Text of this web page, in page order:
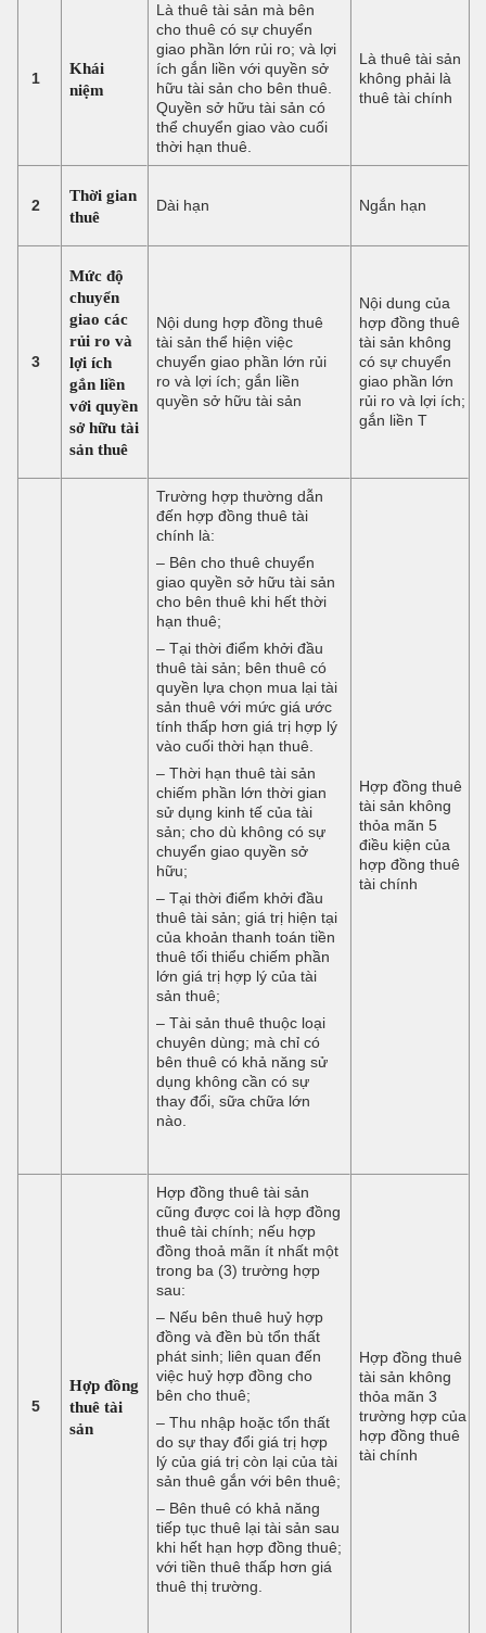
1
Khái
niệm
Là thuê tài sản mà bên
cho thuê có sự chuyển
giao phần lớn rủi ro; và lợi
ích gắn liền với quyền sở
hữu tài sản cho bên thuê.
Quyền sở hữu tài sản có
thể chuyển giao vào cuối
thời hạn thuê.
Là thuê tài sản
không phải là
thuê tài chính
2
Thời gian
thuê
Dài hạn Ngắn hạn
3
Mức độ
chuyển
giao các
rủi ro và
lợi ích
gắn liền
với quyền
sở hữu tài
sản thuê
Nội dung hợp đồng thuê
tài sản thể hiện việc
chuyển giao phần lớn rủi
ro và lợi ích; gắn liền
quyền sở hữu tài sản
Nội dung của
hợp đồng thuê
tài sản không
có sự chuyển
giao phần lớn
rủi ro và lợi ích;
gắn liền T
Trường hợp thường dẫn
đến hợp đồng thuê tài
chính là:
– Bên cho thuê chuyển
giao quyền sở hữu tài sản
cho bên thuê khi hết thời
hạn thuê;
– Tại thời điểm khởi đầu
thuê tài sản; bên thuê có
quyền lựa chọn mua lại tài
sản thuê với mức giá ước
tính thấp hơn giá trị hợp lý
vào cuối thời hạn thuê.
– Thời hạn thuê tài sản
chiếm phần lớn thời gian
sử dụng kinh tế của tài
sản; cho dù không có sự
chuyển giao quyền sở
hữu;
– Tại thời điểm khởi đầu
thuê tài sản; giá trị hiện tại
của khoản thanh toán tiền
thuê tối thiểu chiếm phần
lớn giá trị hợp lý của tài
sản thuê;
– Tài sản thuê thuộc loại
chuyên dùng; mà chỉ có
bên thuê có khả năng sử
dụng không cần có sự
thay đổi, sữa chữa lớn
nào.
Hợp đồng thuê
tài sản không
thỏa mãn 5
điều kiện của
hợp đồng thuê
tài chính
5
Hợp đồng
thuê tài
sản
Hợp đồng thuê tài sản
cũng được coi là hợp đồng
thuê tài chính; nếu hợp
đồng thoả mãn ít nhất một
trong ba (3) trường hợp
sau:
– Nếu bên thuê huỷ hợp
đồng và đền bù tổn thất
phát sinh; liên quan đến
việc huỷ hợp đồng cho
bên cho thuê;
– Thu nhập hoặc tổn thất
do sự thay đổi giá trị hợp
lý của giá trị còn lại của tài
sản thuê gắn với bên thuê;
– Bên thuê có khả năng
tiếp tục thuê lại tài sản sau
khi hết hạn hợp đồng thuê;
với tiền thuê thấp hơn giá
thuê thị trường.
Hợp đồng thuê
tài sản không
thỏa mãn 3
trường hợp của
hợp đồng thuê
tài chính